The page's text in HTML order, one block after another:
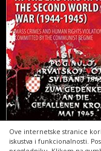
Ove internetske stranice
iskustva i funkcionalnosti.